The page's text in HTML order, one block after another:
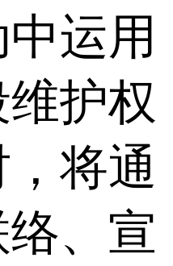
运用
护权
将通
、宣